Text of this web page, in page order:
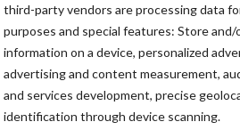
third-party vendors are processing data
purposes and special features: Store and/
information on a device, personalized
advertising and content measurement,
and services development, precise
identification through device scanning.
Albourgh Tyres breidt uit